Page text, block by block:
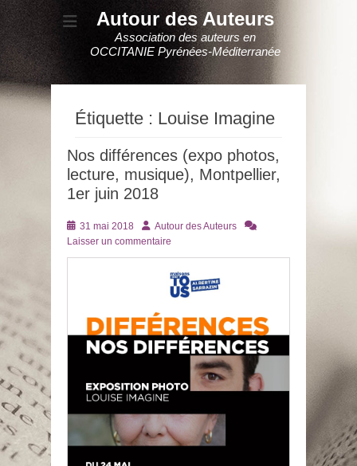
Autour des Auteurs
Association des auteurs en
OCCITANIE Pyrénées-Méditerranée
Étiquette : Louise Imagine
Nos différences (expo photos,
lecture, musique), Montpellier,
1er juin 2018
Posté
le
31 mai 2018 AuteurAutour des Auteurs
Laisser un commentaire